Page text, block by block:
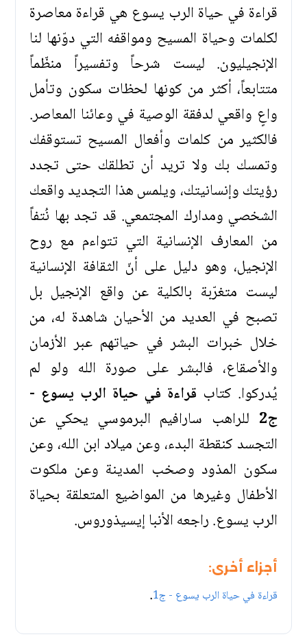
قراءة في حياة الرب يسوع هي قراءة معاصرة
لكلمات وحياة المسيح ومواقفه التي دوّنها لنا
الإنجيليون. ليست شرحاً وتفسيراً منظّماً
متتابعاً، أكثر من كونها لحظات سكون وتأمل
واعٍ واقعي لدفقة الوصية في وعائنا المعاصر.
فالكثير من كلمات وأفعال المسيح تستوقفك
وتمسك بك ولا تريد أن تطلقك حتى تجدد
رؤيتك وإنسانيتك، ويلمس هذا التجديد واقعك
الشخصي ومدارك المجتمعي. قد تجد بها نُتفاً
من المعارف الإنسانية التي تتواءم مع روح
الإنجيل، وهو دليل على أنّ الثقافة الإنسانية
ليست متغرّبة بالكلية عن واقع الإنجيل بل
تصبح في العديد من الأحيان شاهدة له، من
خلال خبرات البشر في حياتهم عبر الأزمان
والأصقاع، فالبشر على صورة الله ولو لم
يُدركوا. كتاب قراءة في حياة الرب يسوع -
ج2
للراهب سارافيم البرموسي يحكي عن
التجسد كنقطة البدء، وعن ميلاد ابن الله، وعن
سكون المذود وصخب المدينة وعن ملكوت
الأطفال وغيرها من المواضيع المتعلقة بحياة
الرب يسوع. راجعه الأنبا إيسيذوروس.
أجزاء أخرى:
قراءة في حياة الرب يسوع - ج1 .